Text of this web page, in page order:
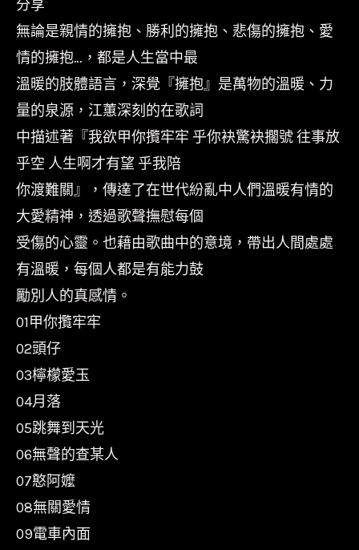
限
流
水
號/
日
本
製/
音
橋/4711368320407
數
量
分享
無論是親情的擁抱、勝利的擁抱、悲傷的擁抱、愛
情的擁抱…，都是人生當中最
溫暖的肢體語言，深覺『擁抱』是萬物的溫暖、力
量的泉源，江蕙深刻的在歌詞
中描述著『我欲甲你攬牢牢 乎你袂驚袂擱號 往事放
乎空 人生啊才有望 乎我陪
你渡難關』，傳達了在世代紛亂中人們溫暖有情的
大愛精神，透過歌聲撫慰每個
受傷的心靈。也藉由歌曲中的意境，帶出人間處處
有溫暖，每個人都是有能力鼓
勵別人的真感情。
01甲你攬牢牢
02頭仔
03檸檬愛玉
04月落
05跳舞到天光
06無聲的查某人
07憨阿嬤
08無關愛情
09電車內面